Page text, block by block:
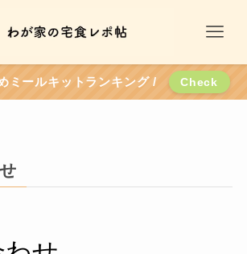
ミールキットランキング / Check